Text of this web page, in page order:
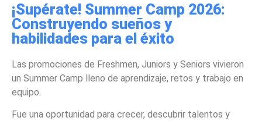
¡Supérate! Summer Camp 2026:
Construyendo sueños y
habilidades para el éxito
Las promociones de Freshmen, Juniors y Seniors vivieron
un Summer Camp lleno de aprendizaje, retos y trabajo en
equipo.
Fue una oportunidad para crecer, descubrir talentos y